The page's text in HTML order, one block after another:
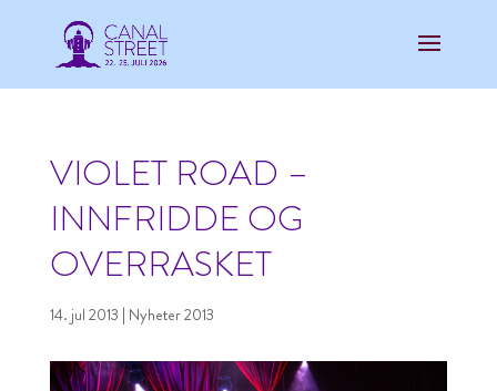
VIOLET ROAD –
INNFRIDDE OG
OVERRASKET
14. jul 2013 | Nyheter 2013